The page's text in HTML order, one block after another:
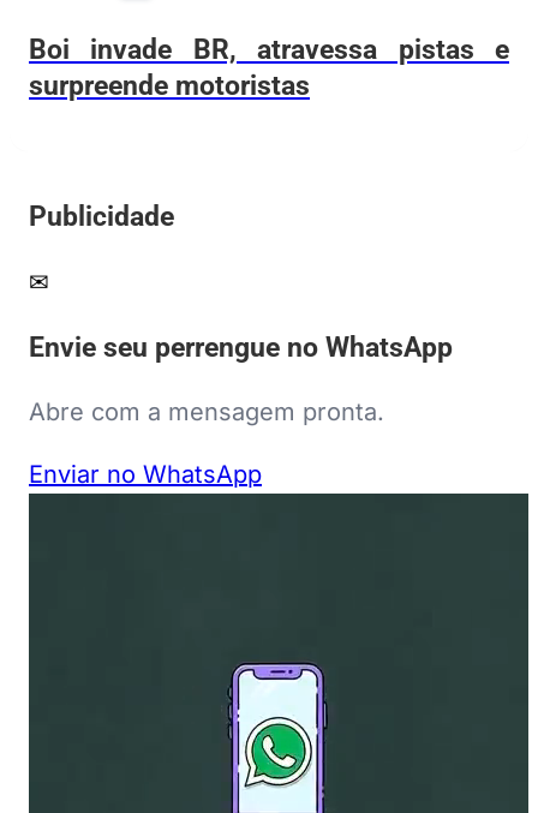
Boi invade BR, atravessa pistas e
surpreende motoristas
Publicidade
✉
Envie seu perrengue no WhatsApp
Abre com a mensagem pronta.
Enviar no WhatsApp